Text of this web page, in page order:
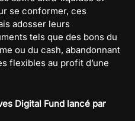
se conformer, ces
adosser leurs
tels que des bons du
ou du cash, abandonnant
flexibles au profit d’une
Digital Fund lancé par